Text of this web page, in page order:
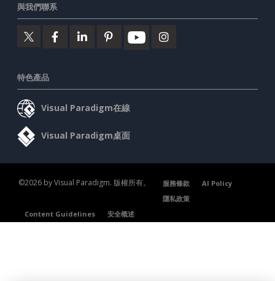
與我們聯系
特色產品
Visual Paradigm在線
Visual Paradigm桌面
©2026 by Visual Paradigm. 版權所有。 服務條款
AI Policy
隱私政策
Content Guidelines
安全概述